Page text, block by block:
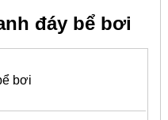
đáy bể bơi
bơi